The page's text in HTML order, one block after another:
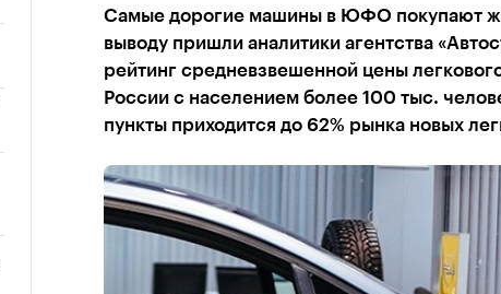
Самые дорогие машины в ЮФО покупают
выводу пришли аналитики агентства
рейтинг средневзвешенной цены
России с населением более 100 тыс.
пункты приходится до 62% рынка новых